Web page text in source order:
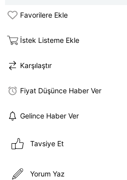
Favorilere Ekle
İstek Listeme Ekle
Karşılaştır
Fiyat Düşünce Haber Ver
Gelince Haber Ver
Tavsiye Et
Yorum Yaz